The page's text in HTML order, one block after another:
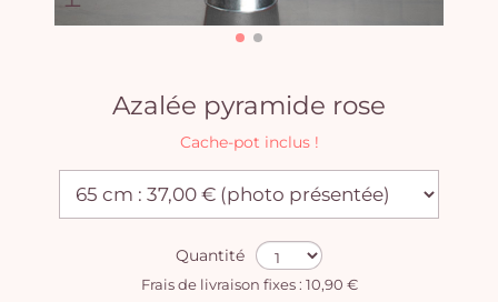
Azalée pyramide rose
Cache-pot inclus !
Quantité
Frais de livraison fixes : 10,90 €